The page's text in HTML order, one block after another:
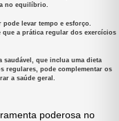
no equilíbrio.
levar tempo e esforço.
que a prática regular dos exercícios
saudável, que inclua uma dieta
regulares, pode complementar os
a saúde geral.
poderosa no